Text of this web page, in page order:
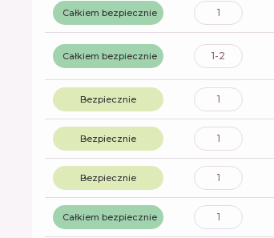
Całkiem bezpiecznie 1
Całkiem bezpiecznie 1-2
Bezpiecznie 1
Bezpiecznie 1
Bezpiecznie 1
Całkiem bezpiecznie 1